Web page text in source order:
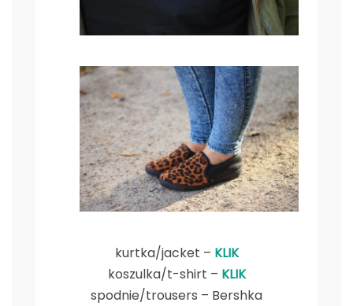
kurtka/jacket – KLIK
koszulka/t-shirt – KLIK
spodnie/trousers – Bershka